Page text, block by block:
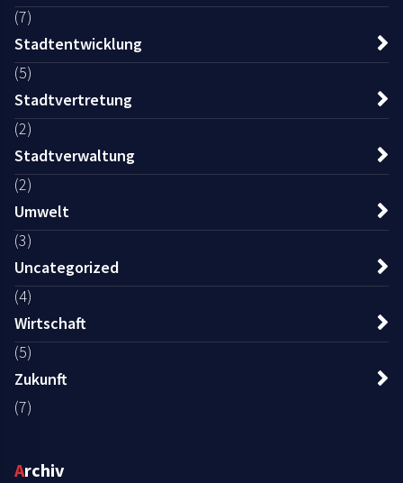
(7)
Stadtentwicklung
(5)
Stadtvertretung
(2)
Stadtverwaltung
(2)
Umwelt
(3)
Uncategorized
(4)
Wirtschaft
(5)
Zukunft
(7)
Archiv